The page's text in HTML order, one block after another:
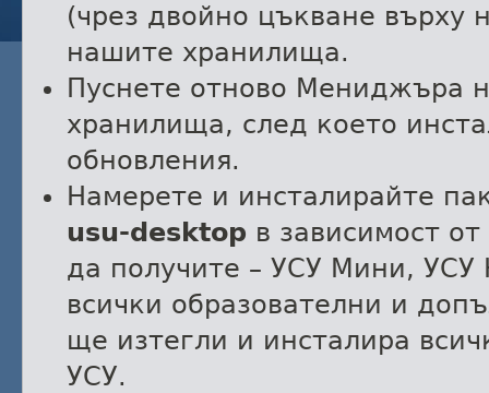
(чрез двойно цъкване върху
нашите хранилища.
Пуснете отново Мениджъра
хранилища, след което
обновления.
Намерете и инсталирайте
usu-desktop в зависимост
да получите – УСУ Мини, УСУ
всички образователни и
ще изтегли и инсталира
УСУ.